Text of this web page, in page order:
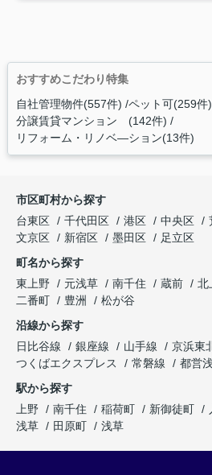
おすすめこだわり特集
自社管理物件(557件) ペット可(259件)
分譲賃貸マンション (142件)
リフォーム・リノベ―ション(13件)
市区町村から探す
台東区
千代田区 港区 中央区
文京区
新宿区 墨田区
足立区
町名から探す
東上野
元浅草 南千住 蔵前 北
二番町
豊洲
松が谷
沿線から探す
日比谷線
銀座線 山手線 京浜東
つくばエクスプレス
常磐線 都営
駅から探す
上野
南千住 稲荷町 新御徒町
浅草
田原町 浅草